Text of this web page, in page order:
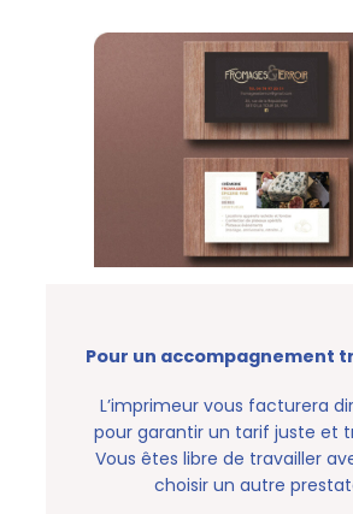
Pour un accompagnement
L’imprimeur vous facturera
pour garantir un tarif juste et
Vous êtes libre de travailler
choisir un autre